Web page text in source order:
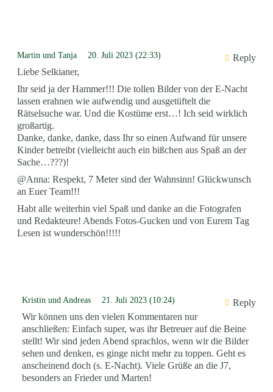
Martin und Tanja 20. Juli 2023 (22:33)
Reply
Liebe Selkianer,
Ihr seid ja der Hammer!!! Die tollen Bilder von der E-Nacht
lassen erahnen wie aufwendig und ausgetüftelt die
Rätselsuche war. Und die Kostüme erst…! Ich seid wirklich
großartig.
Danke, danke, danke, dass Ihr so einen Aufwand für unsere
Kinder betreibt (vielleicht auch ein bißchen aus Spaß an der
Sache…???)!
@Anna: Respekt, 7 Meter sind der Wahnsinn! Glückwunsch
an Euer Team!!!
Habt alle weiterhin viel Spaß und danke an die Fotografen
und Redakteure! Abends Fotos-Gucken und von Eurem Tag
Lesen ist wunderschön!!!!!
Kristin und Andreas 21. Juli 2023 (10:24)
Reply
Wir können uns den vielen Kommentaren nur
anschließen: Einfach super, was ihr Betreuer auf die Beine
stellt! Wir sind jeden Abend sprachlos, wenn wir die Bilder
sehen und denken, es ginge nicht mehr zu toppen. Geht es
anscheinend doch (s. E-Nacht). Viele Grüße an die J7,
besonders an Frieder und Marten!